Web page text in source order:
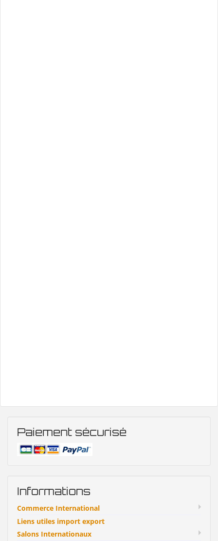
Paiement sécurisé
Informations
Commerce International
Liens utiles import export
Salons Internationaux